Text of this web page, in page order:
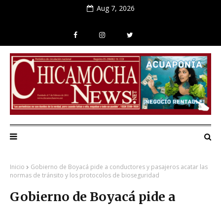
Aug 7, 2026
Inicio
Gobierno de Boyacá pide a conductores y pasajeros acatar las
normas de tránsito y los protocolos de bioseguridad
Gobierno de Boyacá pide a